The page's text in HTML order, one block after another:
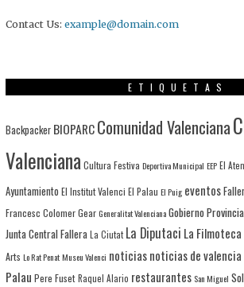
Contact Us: example@domain.com
ETIQUETAS
Backpacker BIOPARCComunidad Valenciana
Valenciana Cultura Festiva Deportiva Municipal EEP El
Ayuntamiento El Institut Valenci El Palau El Puig eventos
Francesc ColomerGear Generalitat Valenciana Gobierno
Junta Central Fallera La Ciutat La Diputaci La Filmoteca
Arts Lo Rat Penat Museu Valenci noticiasnoticias de valencia
Palau Pere Fuset Raquel Alario restaurantes San Miguel